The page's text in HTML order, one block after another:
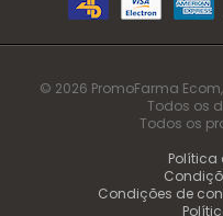
© 2026 PromoFarma
Todos os
Todos os
Condições de